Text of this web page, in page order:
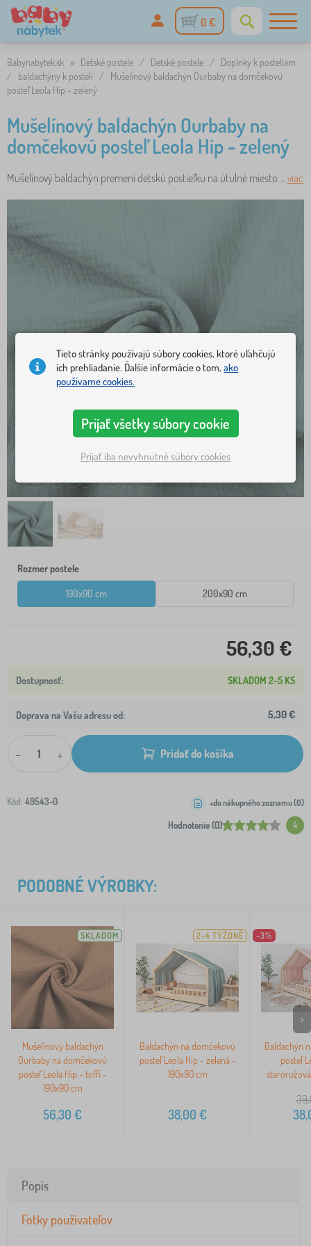
0 €
Babynabytek.sk » Detské postele / Detské postele /
Doplnky k posteliam
/
baldachýny k posteli /
Mušelínový baldachýn Ourbaby na domčekovú
posteľ Leola Hip - zelený
Mušelínový baldachýn Ourbaby na
domčekovú posteľ Leola Hip - zelený
Mušelínový baldachýn premení detskú postieľku na útulné miesto. .. viac
Rozmer postele
190x90 cm 200x90 cm
56,30 €
SKLADOM 2-5 KS
Doprava na Vašu adresu od: 5,30 €
- + Pridať do košíka
Kód: 49543-0
Hodnotenie (0) 4
+do nákupného zoznamu (0)
PODOBNÉ VÝROBKY:
SKLADOM
Mušelínový baldachýn
Ourbaby na domčekovú
posteľ Leola Hip - toffi -
190x90 cm
56,30 €
2-4 TÝŽDNĚ
Baldachýn na domčekovú
posteľ Leola Hip - zelená -
190x90 cm
38,00 €
-3%
Baldachýn
posteľ
>
Popis
Fotky používateľov
Tieto stránky používajú súbory cookies, ktoré uľahčujú
ich prehliadanie. Ďalšie informácie o tom,ako
používame cookies.
Prijať všetky súbory cookie
Prijať iba nevyhnutné súbory cookies